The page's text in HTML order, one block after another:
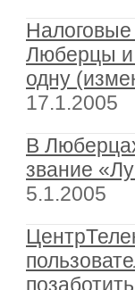
Люберцы и
одну
17.1.2005
В
звание
5.1.2005